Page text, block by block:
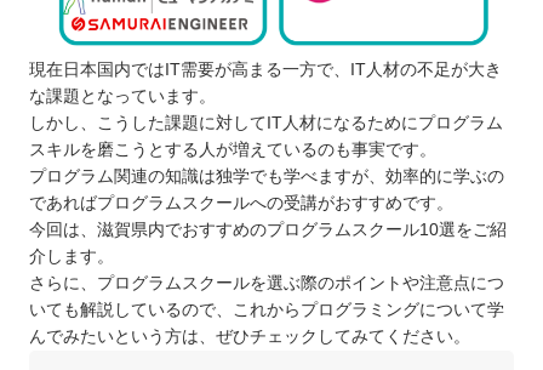
現在日本国内ではIT需要が高まる一方で、IT人材の不足が大き
な課題となっています。
しかし、こうした課題に対してIT人材になるためにプログラム
スキルを磨こうとする人が増えているのも事実です。
プログラム関連の知識は独学でも学べますが、効率的に学ぶの
であればプログラムスクールへの受講がおすすめです。
今回は、滋賀県内でおすすめのプログラムスクール10選をご紹
介します。
さらに、プログラムスクールを選ぶ際のポイントや注意点につ
いても解説しているので、これからプログラミングについて学
んでみたいという方は、ぜひチェックしてみてください。